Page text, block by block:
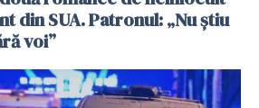
din SUA. Patronul: „Nu știu
voi”